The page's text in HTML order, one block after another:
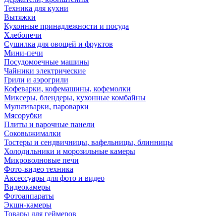
Техника для кухни
Вытяжки
Кухонные принадлежности и посуда
Хлебопечи
Сушилка для овощей и фруктов
Мини-печи
Посудомоечные машины
Чайники электрические
Грили и аэрогрили
Кофеварки, кофемашины, кофемолки
Миксеры, блендеры, кухонные комбайны
Мультиварки, пароварки
Мясорубки
Плиты и варочные панели
Соковыжималки
Тостеры и сендвичницы, вафельницы, блинницы
Холодильники и морозильные камеры
Микроволновые печи
Фото-видео техника
Аксессуары для фото и видео
Видеокамеры
Фотоаппараты
Экшн-камеры
Товары для геймеров